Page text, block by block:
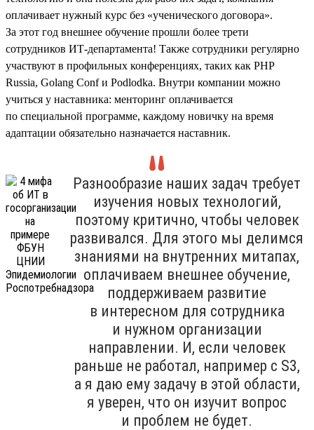
оплачивает нужный курс без «ученического договора».
За этот год внешнее обучение прошли более трети
сотрудников ИТ-департамента! Также сотрудники регулярно
участвуют в профильных конференциях, таких как PHP
Russia, Golang Conf и Podlodka. Внутри компании можно
учиться у наставника: менторинг оплачивается
по специальной программе, каждому новичку на время
адаптации обязательно назначается наставник.
Разнообразие наших задач требует
изучения новых технологий,
поэтому критично, чтобы человек
развивался. Для этого мы делимся
знаниями на внутренних митапах,
оплачиваем внешнее обучение,
поддерживаем развитие
в интересном для сотрудника
и нужном организации
направлении. И, если человек
раньше не работал, например с S3,
а я даю ему задачу в этой области,
я уверен, что он изучит вопрос
и проблем не будет.